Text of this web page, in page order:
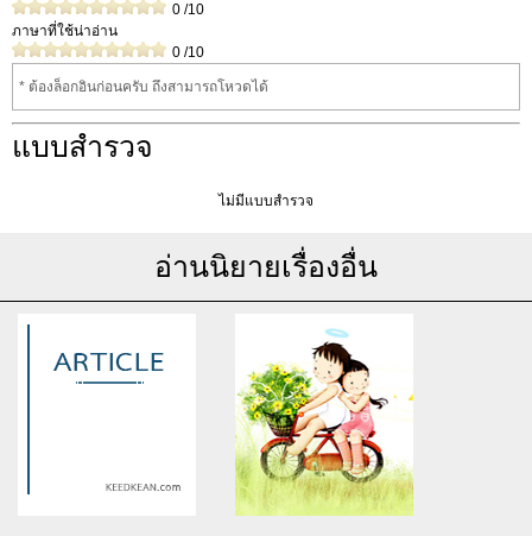
0 /10
ภาษาที่ใช้น่าอ่าน
0 /10
* ต้องล็อกอินก่อนครับ ถึงสามารถโหวดได้
แบบสำรวจ
ไม่มีแบบสำรวจ
อ่านนิยายเรื่องอื่น